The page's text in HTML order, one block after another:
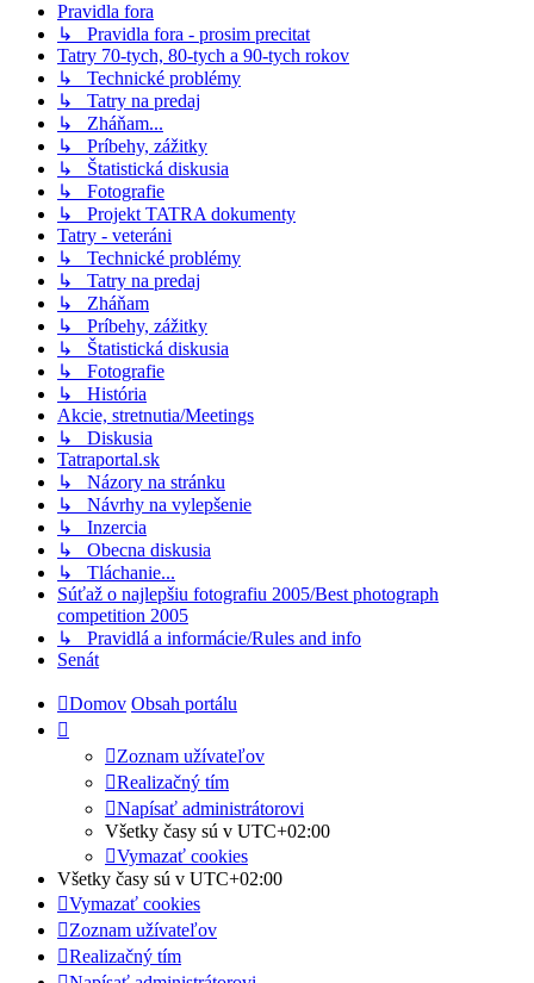
Pravidla fora
↳ Pravidla fora - prosim precitat
Tatry 70-tych, 80-tych a 90-tych rokov
↳ Technické problémy
↳ Tatry na predaj
↳ Zháňam...
↳ Príbehy, zážitky
↳ Štatistická diskusia
↳ Fotografie
↳ Projekt TATRA dokumenty
Tatry - veteráni
↳ Technické problémy
↳ Tatry na predaj
↳ Zháňam
↳ Príbehy, zážitky
↳ Štatistická diskusia
↳ Fotografie
↳ História
Akcie, stretnutia/Meetings
↳ Diskusia
Tatraportal.sk
↳ Názory na stránku
↳ Návrhy na vylepšenie
↳ Inzercia
↳ Obecna diskusia
↳ Tláchanie...
Súťaž o najlepšiu fotografiu 2005/Best photograph
competition 2005
↳ Pravidlá a informácie/Rules and info
Senát
Domov Obsah portálu
Zoznam užívateľov
Realizačný tím
Napísať administrátorovi
Všetky časy sú v UTC+02:00
Vymazať cookies
Všetky časy sú v UTC+02:00
Vymazať cookies
Zoznam užívateľov
Realizačný tím